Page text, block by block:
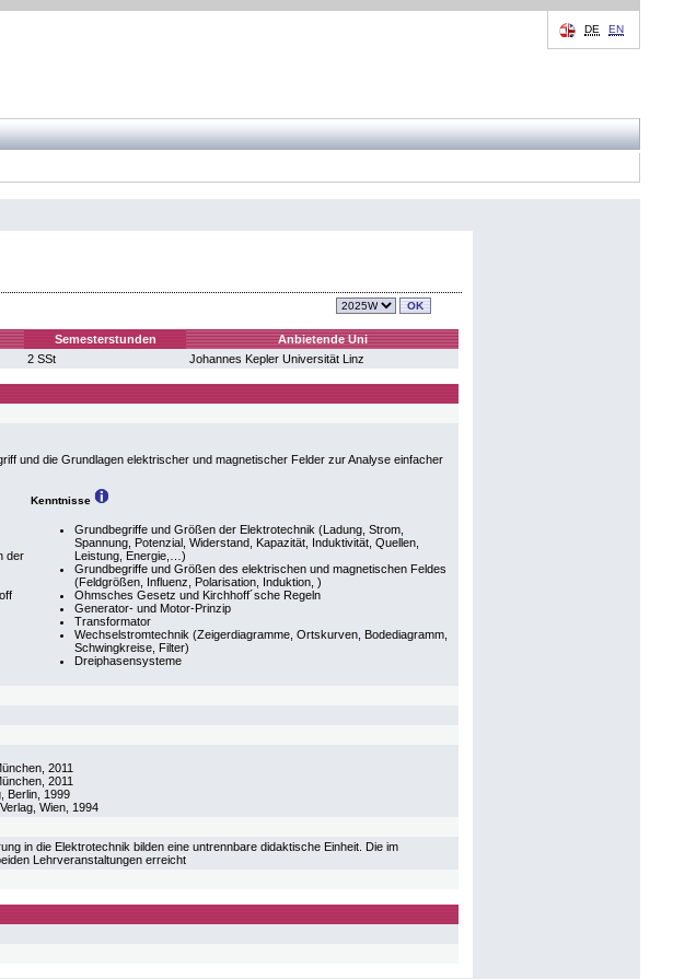
DE EN
Semesterstunden
Anbietende Uni
2 SSt Johannes Kepler Universität Linz
und die Grundlagen elektrischer und magnetischer Felder zur Analyse einfacher
Kenntnisse
der
Grundbegriffe und Größen der Elektrotechnik (Ladung, Strom,
Spannung, Potenzial, Widerstand, Kapazität, Induktivität, Quellen,
Leistung, Energie,…)
Grundbegriffe und Größen des elektrischen und magnetischen Feldes
(Feldgrößen, Influenz, Polarisation, Induktion, )
Ohmsches Gesetz und Kirchhoff´sche Regeln
Generator- und Motor-Prinzip
Transformator
Wechselstromtechnik (Zeigerdiagramme, Ortskurven, Bodediagramm,
Schwingkreise, Filter)
Dreiphasensysteme
2011
2011
Berlin, 1999
Wien, 1994
in die Elektrotechnik bilden eine untrennbare didaktische Einheit. Die im
Lehrveranstaltungen erreicht